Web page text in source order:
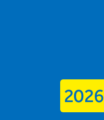
2026